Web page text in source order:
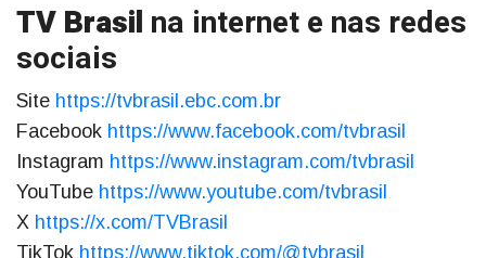
TV Brasil na internet e nas redes
sociais
Site https://tvbrasil.ebc.com.br
Facebook https://www.facebook.com/tvbrasil
Instagram https://www.instagram.com/tvbrasil
YouTube https://www.youtube.com/tvbrasil
X https://x.com/TVBrasil
TikTok https://www.tiktok.com/@tvbrasil